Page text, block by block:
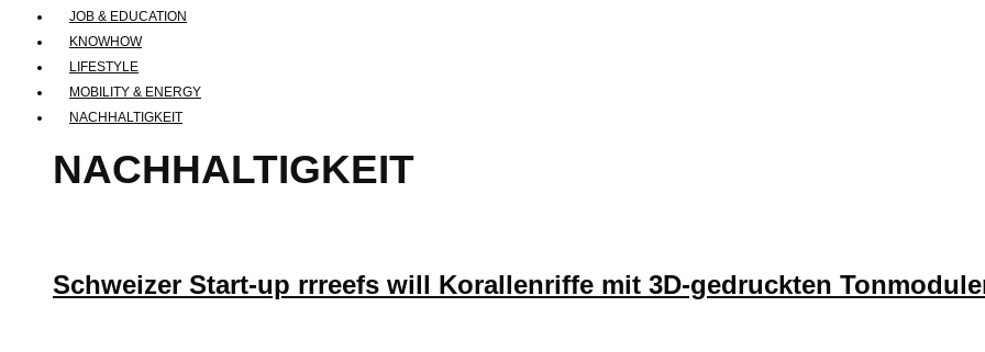
JOB & EDUCATION
KNOWHOW
LIFESTYLE
MOBILITY & ENERGY
NACHHALTIGKEIT
NACHHALTIGKEIT
Schweizer Start-up rrreefs will Korallenriffe mit 3D-gedruckten